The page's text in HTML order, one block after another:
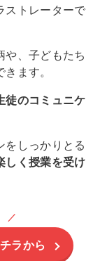
ストレーターで
や、子どもたち
ます。
徒のコミュニケ
をしっかりとる
しく授業を受け
ラから